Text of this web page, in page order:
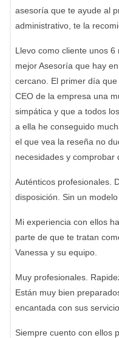
asesoría que te ayude al
administrativo, te la
Llevo como cliente unos
mejor Asesoría que hay
cercano. El primer día
CEO de la empresa una
simpática y que a todos
a ella he conseguido
el que vea la reseña no
necesidades y comprobar
Auténticos profesionales.
disposición. Sin un modelo
Mi experiencia con ellos
parte de que te tratan
Vanessa y su equipo.
Muy profesionales.
Están muy bien
encantada con sus
Siempre cuento con ellos